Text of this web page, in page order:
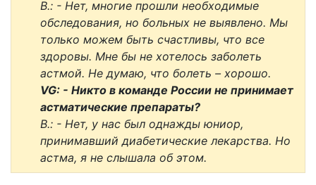
В.: - Нет, многие прошли необходимые
обследования, но больных не выявлено. Мы
только можем быть счастливы, что все
здоровы. Мне бы не хотелось заболеть
астмой. Не думаю, что болеть – хорошо.
VG: - Никто в команде России не принимает
астматические препараты?
В.: - Нет, у нас был однажды юниор,
принимавший диабетические лекарства. Но
астма, я не слышала об этом.